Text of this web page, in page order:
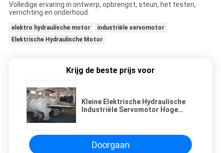
Volledige ervaring in ontwerp, opbrengst, steun, het testen,
verrichting en onderhoud.
elektro hydraulische motor
industriële servomotor
Elektrische Hydraulische Motor
Krijg de beste prijs voor
Kleine Elektrische Hydraulische
Industriële Servomotor Hoge
Doorgaan